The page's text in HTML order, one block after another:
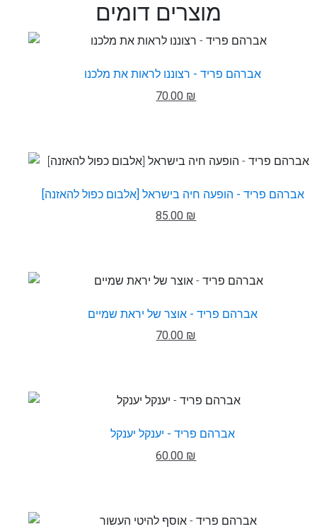
מוצרים דומים
אברהם פריד - רצוננו לראות את מלכנו
70.00 ₪
אברהם פריד - הופעה חיה בישראל [אלבום כפול להאזנה]
85.00 ₪
אברהם פריד - אוצר של יראת שמיים
70.00 ₪
אברהם פריד - יענקל יענקל
60.00 ₪